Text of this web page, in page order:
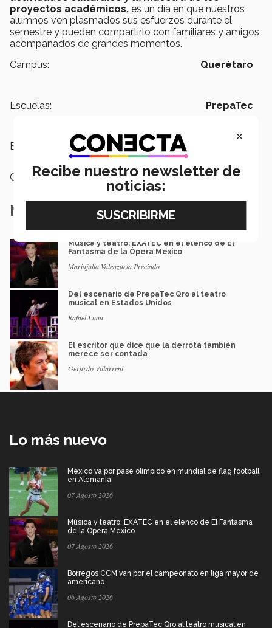
proyectos académicos, es un día en que nuestros
alumnos ven plasmados sus esfuerzos durante el
semestre y pueden compartirlo con familiares y amigos
acompañados de grandes momentos.
Campus:
Querétaro
Escuelas: PrepaTec
Etiquetas: PrepaTec, arte y cultura
Categoría: Arte y Cultura
Notas Relacionadas
Música y teatro: EXATEC en el elenco de El
Fantasma de la Ópera Mexico
Mariajulia Valenzuela Preciado
Del escenario de PrepaTec Qro al teatro
musical en Estados Unidos
Rafael Luna
El escritor que dice que la derrota también
merece ser contada
Gerardo Villarreal
Lo más nuevo
México va por pase olímpico en mundial de flag football
en Alemania
07 Agosto 2026
Música y teatro: EXATEC en el elenco de El Fantasma
de la Ópera Mexico
07 Agosto 2026
Borregos CCM van por el campeonato en liga mayor de
americano
06 Agosto 2026
Del escenario de PrepaTec Qro al teatro musical en
×
Recibe nuestro newsletter de
noticias: